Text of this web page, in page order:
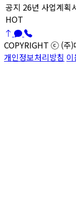
공지 26년 사업계획
HOT
COPYRIGHT ⓒ (주)
개인정보처리방침